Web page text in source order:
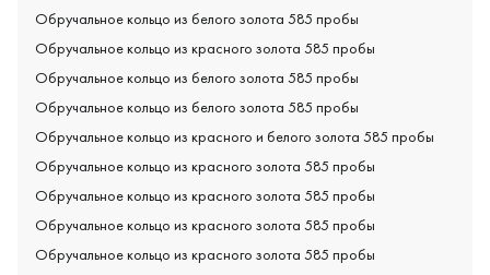
Обручальное кольцо из белого золота 585 пробы
Обручальное кольцо из красного золота 585 пробы
Обручальное кольцо из белого золота 585 пробы
Обручальное кольцо из белого золота 585 пробы
Обручальное кольцо из красного и белого золота 585 пробы
Обручальное кольцо из красного золота 585 пробы
Обручальное кольцо из красного золота 585 пробы
Обручальное кольцо из красного золота 585 пробы
Обручальное кольцо из красного золота 585 пробы